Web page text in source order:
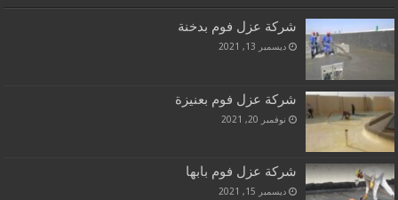
شركة عزل فوم بدخنة
ديسمبر 13, 2021
شركة عزل فوم بعنيزة
نوفمبر 20, 2021
شركة عزل فوم بابها
ديسمبر 15, 2021